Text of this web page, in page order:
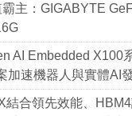
主：GIGABYTE
AI Embedded X100
加速機器人與實體AI
結合領先效能、